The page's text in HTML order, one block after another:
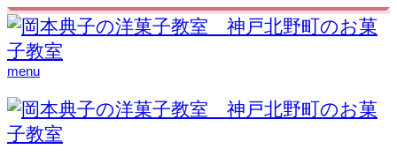
menu